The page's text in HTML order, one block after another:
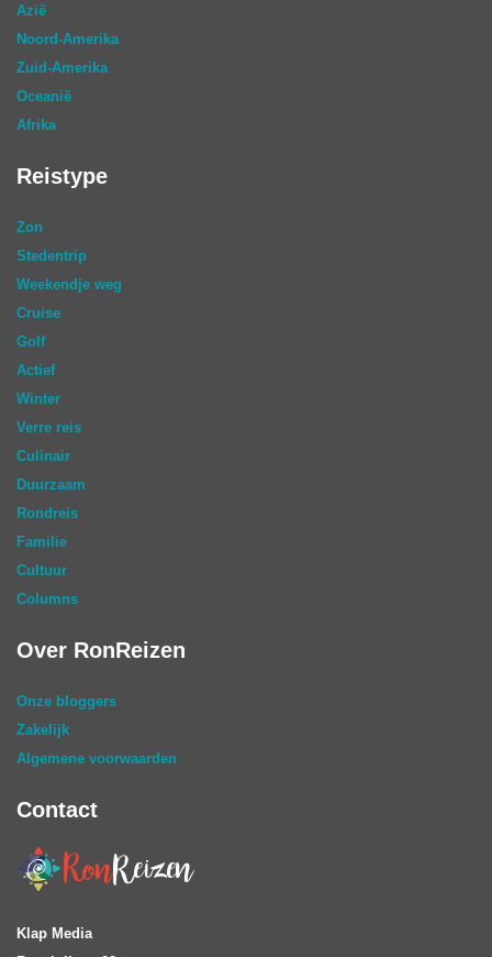
Azië
Noord-Amerika
Zuid-Amerika
Oceanië
Afrika
Reistype
Zon
Stedentrip
Weekendje weg
Cruise
Golf
Actief
Winter
Verre reis
Culinair
Duurzaam
Rondreis
Familie
Cultuur
Columns
Over RonReizen
Onze bloggers
Zakelijk
Algemene voorwaarden
Contact
Klap Media